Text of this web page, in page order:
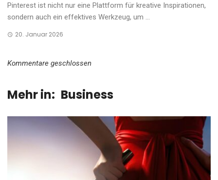
Pinterest ist nicht nur eine Plattform für kreative Inspirationen,
sondern auch ein effektives Werkzeug, um ...
20. Januar 2026
Kommentare geschlossen
Mehr in: Business